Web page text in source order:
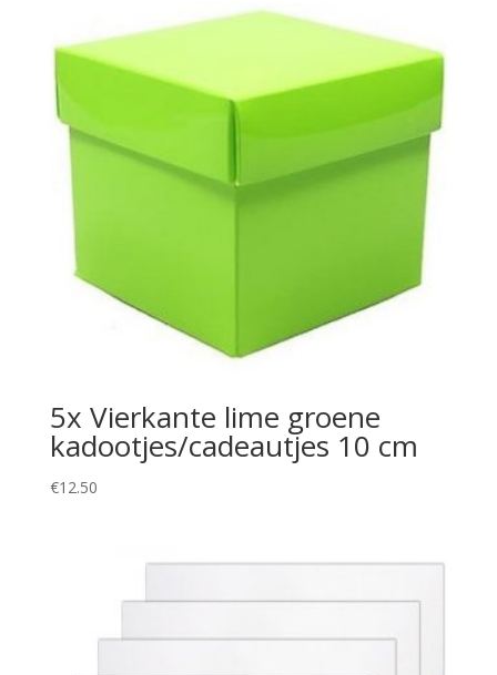
5x Vierkante lime groene
kadootjes/cadeautjes 10 cm
€12.50